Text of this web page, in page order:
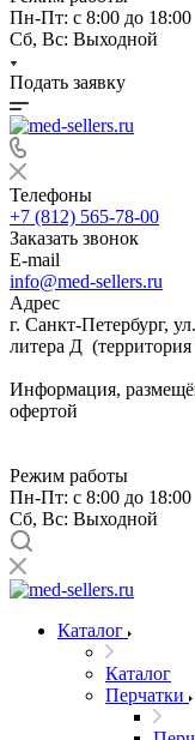
Пн-Пт: с 8:00 до 18:00
Сб, Вс: Выходной
Подать заявку
Телефоны
+7 (812) 565-78-00
Заказать звонок
E-mail
info@med-sellers.ru
Адрес
г. Санкт-Петербург,
литера Д
Информация,
офертой
Режим работы
Пн-Пт: с 8:00 до 18:00
Сб, Вс: Выходной
Каталог
Каталог
Перчатки